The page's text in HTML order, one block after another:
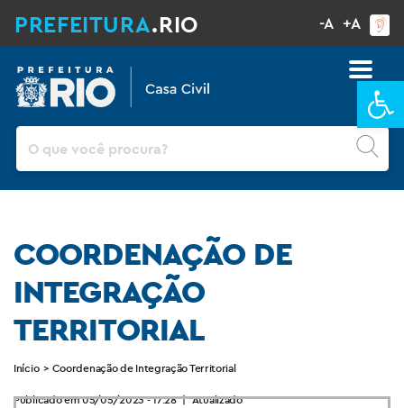
PREFEITURA.RIO -A +A
COORDENAÇÃO DE
INTEGRAÇÃO
TERRITORIAL
Início > Coordenação de Integração Territorial
Publicado em 05/05/2023 - 17:28 | Atualizado